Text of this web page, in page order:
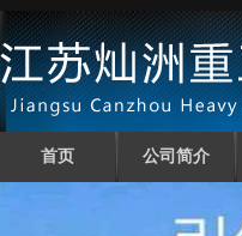
首页 公司简介